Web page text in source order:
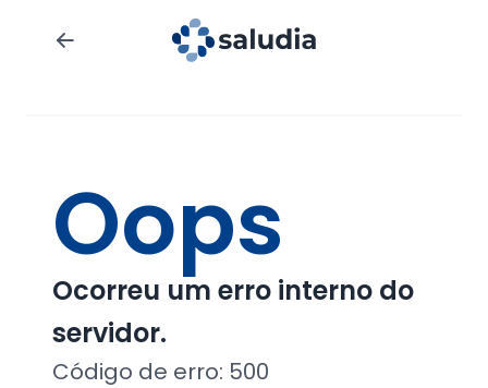
Oops
Ocorreu um erro interno do
servidor.
Código de erro: 500